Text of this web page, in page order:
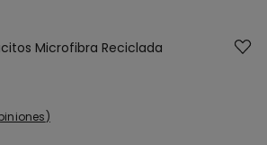
Microfibra Reciclada